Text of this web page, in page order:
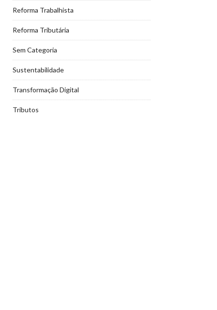
Reforma Trabalhista
Reforma Tributária
Sem Categoria
Sustentabilidade
Transformação Digital
Tributos